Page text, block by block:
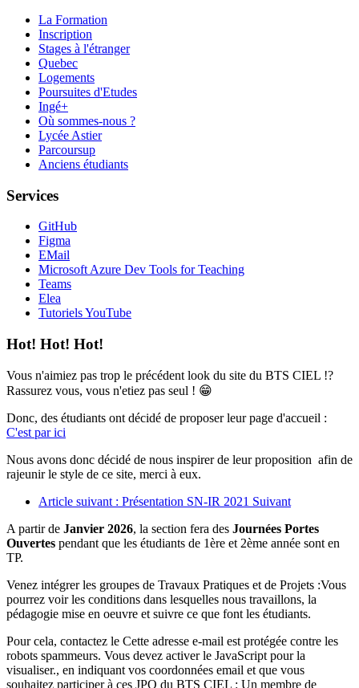
La Formation
Inscription
Stages à l'étranger
Quebec
Logements
Poursuites d'Etudes
Ingé+
Où sommes-nous ?
Lycée Astier
Parcoursup
Anciens étudiants
Services
GitHub
Figma
EMail
Microsoft Azure Dev Tools for Teaching
Teams
Elea
Tutoriels YouTube
Hot! Hot! Hot!
Vous n'aimiez pas trop le précédent look du site du BTS CIEL !?
Rassurez vous, vous n'etiez pas seul ! 😁
Donc, des étudiants ont décidé de proposer leur page d'accueil :
C'est par ici
Nous avons donc décidé de nous inspirer de leur proposition afin de
rajeunir le style de ce site, merci à eux.
Article suivant : Présentation SN-IR 2021 Suivant
A partir de Janvier 2026, la section fera des Journées Portes
Ouvertes pendant que les étudiants de 1ère et 2ème année sont en
TP.
Venez intégrer les groupes de Travaux Pratiques et de Projets :Vous
pourrez voir les conditions dans lesquelles nous travaillons, la
pédagogie mise en oeuvre et suivre ce que font les étudiants.
Pour cela, contactez le Cette adresse e-mail est protégée contre les
robots spammeurs. Vous devez activer le JavaScript pour la
visualiser., en indiquant vos coordonnées email et que vous
souhaitez participer à ces JPO du BTS CIEL : Un membre de